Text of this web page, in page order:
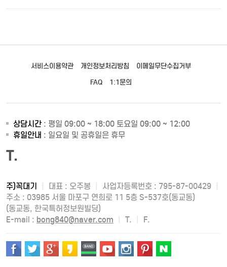
서비스이용약관 개인정보처리방침
이메일무단수집거부
FAQ
1:1문의
상담시간: 평일 09:00 ~ 18:00 토요일 09:00 ~ 12:00
휴일안내 : 일요일 및 공휴일은 휴무
T.
주)꼭대기 대표 : 오주봉 사업자등록번호 : 795-87-00429
주소 : 03985 서울 마포구 연희로 11 5층 S-537호(동교동)
(동교동, 한국특허정보원빌딩)
E-mail : bong840@naver.com T. F.